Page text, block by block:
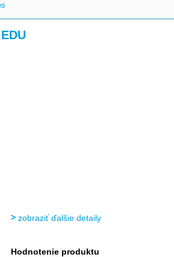
zobraziť ďalšie detaily
Hodnotenie produktu